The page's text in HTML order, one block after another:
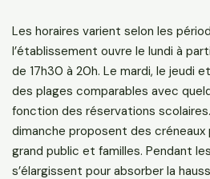
Les horaires varient selon les
l’établissement ouvre le lundi à
de 17h30 à 20h. Le mardi, le jeudi
des plages comparables avec
fonction des réservations
dimanche proposent des créneaux
grand public et familles. Pendant
s’élargissent pour absorber la